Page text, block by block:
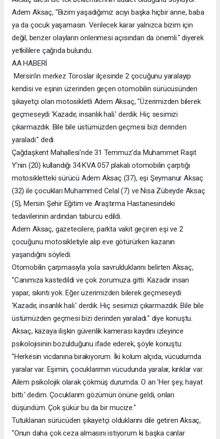
Adem Aksaç, "Bizim yaşadığımız acıyı başka hiçbir anne, baba
ya da çocuk yaşamasın. Verilecek karar yalnızca bizim için
değil, benzer olayların önlenmesi açısından da önemli." diyerek
yetkililere çağrıda bulundu.
AA HABERİ
Mersin'in merkez Toroslar ilçesinde 2 çocuğunu yaralayıp
kendisi ve eşinin üzerinden geçen otomobilin sürücüsünden
şikayetçi olan motosikletli Adem Aksaç, "Üzerimizden bilerek
geçmeseydi 'Kazadır, insanlık hali.' derdik. Hiç sesimizi
çıkarmazdık. Bile bile üstümüzden geçmesi bizi derinden
yaraladı." dedi.
Çağdaşkent Mahallesi'nde 31 Temmuz'da Muhammet Raşit
Y'nin (20) kullandığı 34 KVA 057 plakalı otomobilin çarptığı
motosikletteki sürücü Adem Aksaç (37), eşi Şeymanur Aksaç
(32) ile çocukları Muhammed Celal (7) ve Nisa Zübeyde Aksaç
(5), Mersin Şehir Eğitim ve Araştırma Hastanesindeki
tedavilerinin ardından taburcu edildi.
Adem Aksaç, gazetecilere, parkta vakit geçiren eşi ve 2
çocuğunu motosikletiyle alıp eve götürürken kazanın
yaşandığını söyledi.
Otomobilin çarpmasıyla yola savrulduklarını belirten Aksaç,
"Canımıza kastedildi ve çok zorumuza gitti. Kazadır insan
yapar, sıkıntı yok. Eğer üzerimizden bilerek geçmeseydi
'Kazadır, insanlık hali.' derdik. Hiç sesimizi çıkarmazdık. Bile bile
üstümüzden geçmesi bizi derinden yaraladı." diye konuştu.
Aksaç, kazaya ilişkin güvenlik kamerası kaydını izleyince
psikolojisinin bozulduğunu ifade ederek, şöyle konuştu:
"Herkesin vicdanına bırakıyorum. İki kolum alçıda, vücudumda
yaralar var. Eşimin, çocuklarımın vücudunda yaralar, kırıklar var.
Ailem psikolojik olarak çökmüş durumda. O an 'Her şey, hayat
bitti.' dedim. Çocuklarım gözümün önüne geldi, onları
düşündüm. Çok şükür bu da bir mucize."
Tutuklanan sürücüden şikayetçi olduklarını dile getiren Aksaç,
"Onun daha çok ceza almasını istiyorum ki başka canlar